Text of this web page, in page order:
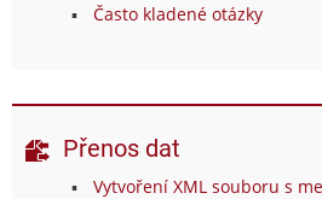
Často kladené otázky
Přenos dat
Vytvoření XML souboru s